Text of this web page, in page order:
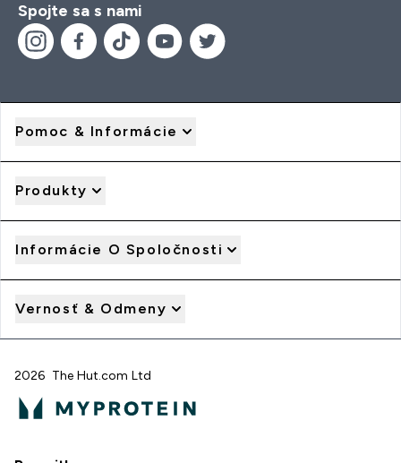
Spojte sa s nami
Pomoc & Informácie
Produkty
Informácie O Spoločnosti
Vernosť & Odmeny
2026 The Hut.com Ltd